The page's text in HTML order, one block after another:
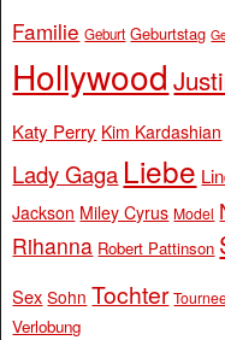
Familie Geburt Geburtstag
Hollywood
Katy Perry Kim Kardashian
Lady Gaga Liebe
Jackson Miley Cyrus Model
Rihanna Robert Pattinson
Sex Sohn Tochter
Verlobung